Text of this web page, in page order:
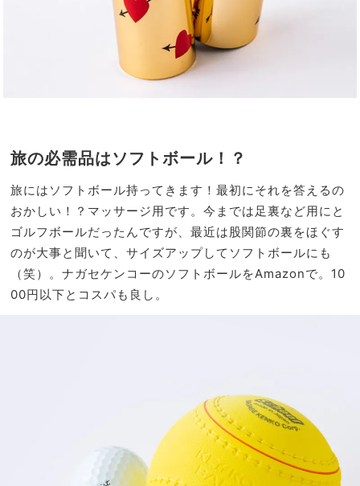
旅の必需品はソフトボール！？
旅にはソフトボール持ってきます！最初にそれを答えるの
おかしい！？マッサージ用です。今までは足裏など用にと
ゴルフボールだったんですが、最近は股関節の裏をほぐす
のが大事と聞いて、サイズアップしてソフトボールにも
（笑）。ナガセケンコーのソフトボールをAmazonで。10
00円以下とコスパも良し。